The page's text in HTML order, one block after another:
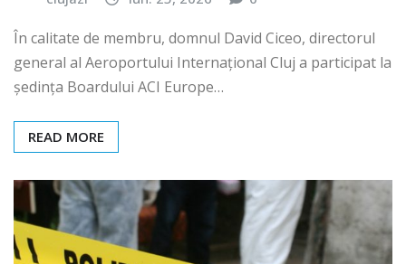
În calitate de membru, domnul David Ciceo, directorul
general al Aeroportului Internațional Cluj a participat la
ședința Boardului ACI Europe…
READ MORE